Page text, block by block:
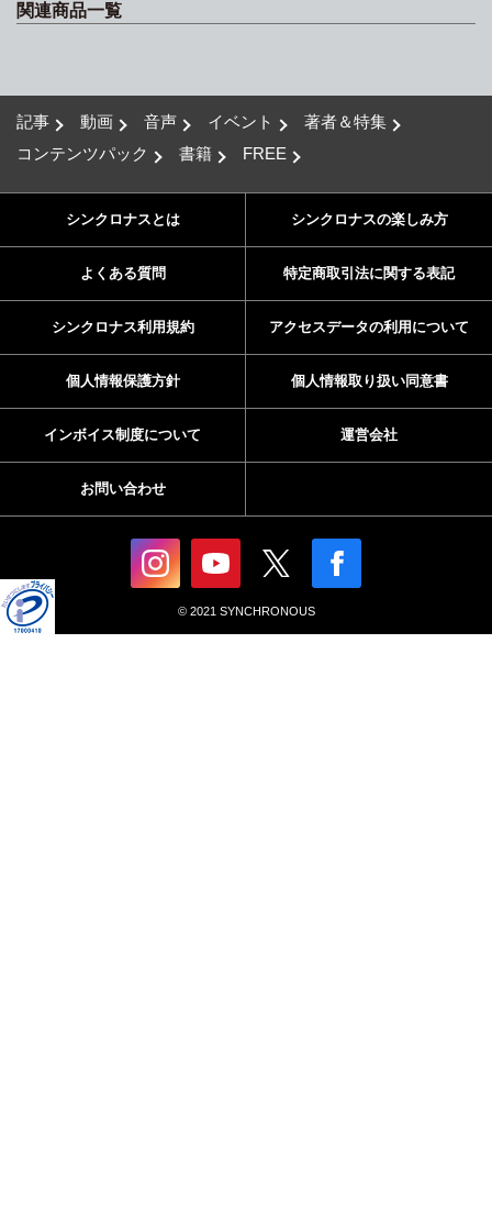
関連商品一覧
記事 動画 音声 イベント
著者＆特集
コンテンツパック
書籍 FREE
シンクロナスとは シンクロナスの楽しみ方
よくある質問 特定商取引法に関する表記
シンクロナス利用規約 アクセスデータの利用について
個人情報保護方針 個人情報取り扱い同意書
インボイス制度について 運営会社
お問い合わせ
© 2021 SYNCHRONOUS